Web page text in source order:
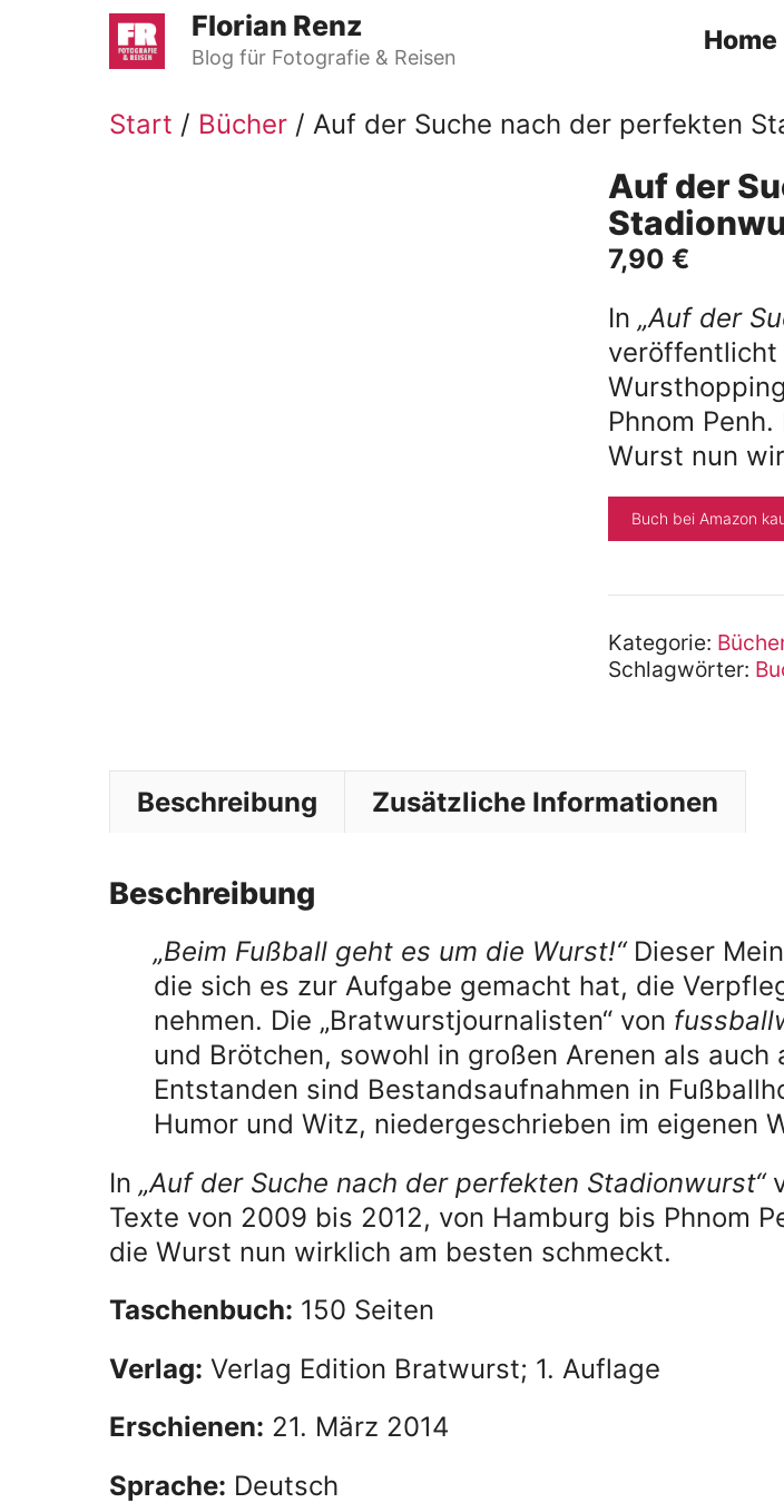
Florian Renz
Blog für Fotografie & Reisen
Home
Start / Bücher / Auf der Suche nach der perfekten
Auf der
7,90 €
In „Auf der
veröffentlicht
Phnom
Wurst nun
Buch bei Amazon
Kategorie:
Schlagwörter:
Beschreibung Zusätzliche Informationen
Beschreibung
„Beim Fußball geht es um die Wurst!“Dieser
die sich es zur Aufgabe gemacht hat, die
nehmen. Die „Bratwurstjournalisten“ von
und Brötchen, sowohl in großen Arenen als
Entstanden sind Bestandsaufnahmen in
Humor und Witz, niedergeschrieben im eigenen
In „Auf der Suche nach der perfekten Stadionwurst“
Texte von 2009 bis 2012, von Hamburg bis Phnom
die Wurst nun wirklich am besten schmeckt.
Taschenbuch: 150 Seiten
Verlag: Verlag Edition Bratwurst; 1. Auflage
Erschienen: 21. März 2014
Sprache: Deutsch